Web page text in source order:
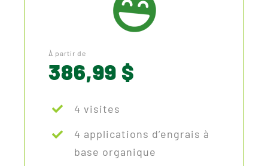
À partir de
386,99 $
4 visites
4 applications d’engrais à
base organique